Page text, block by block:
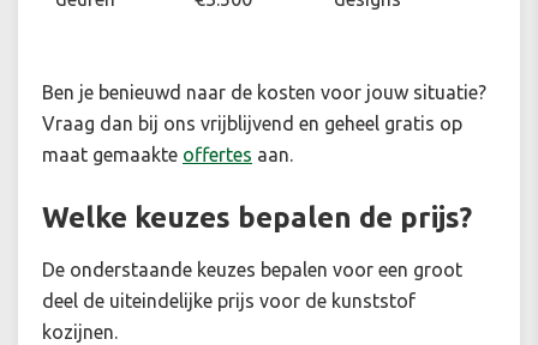
Ben je benieuwd naar de kosten voor jouw situatie?
Vraag dan bij ons vrijblijvend en geheel gratis op
maat gemaakte offertes aan.
Welke keuzes bepalen de prijs?
De onderstaande keuzes bepalen voor een groot
deel de uiteindelijke prijs voor de kunststof
kozijnen.